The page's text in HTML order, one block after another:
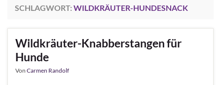
SCHLAGWORT: WILDKRÄUTER-HUNDESNACK
Wildkräuter-Knabberstangen für
Hunde
Von Carmen Randolf